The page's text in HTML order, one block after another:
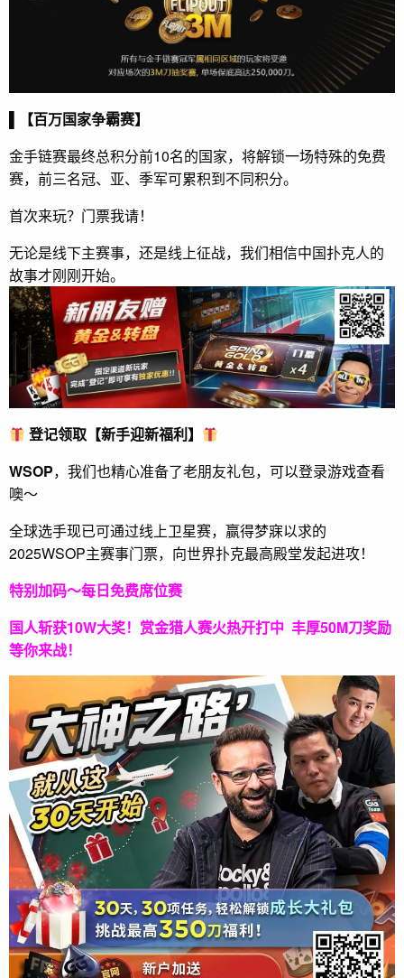
▌【百万国家争霸赛】
金手链赛最终总积分前10名的国家，将解锁一场特殊的免费
赛，前三名冠、亚、季军可累积到不同积分。
首次来玩？门票我请！
无论是线下主赛事，还是线上征战，我们相信中国扑克人的
故事才刚刚开始。
登记领取【新手迎新福利】
WSOP，我们也精心准备了老朋友礼包，可以登录游戏查看
噢～
全球选手现已可通过线上卫星赛，赢得梦寐以求的
2025WSOP主赛事门票，向世界扑克最高殿堂发起进攻！
特别加码～每日免费席位赛
国人斩获10W大奖！ 赏金猎人赛火热开打中 丰厚50M刀奖励
等你来战！